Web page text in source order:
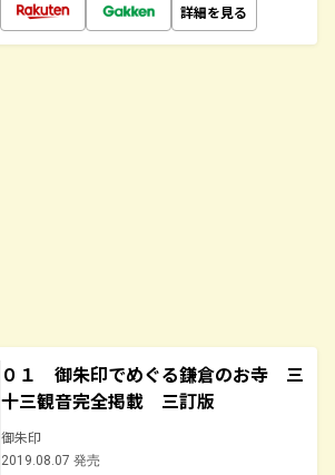
詳細を見る
０１ 御朱印でめぐる鎌倉のお寺 三
十三観音完全掲載 三訂版
御朱印
2019.08.07 発売